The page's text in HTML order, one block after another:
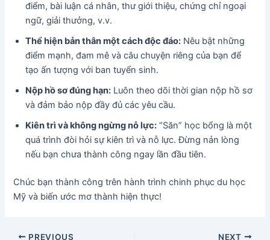
điểm, bài luận cá nhân, thư giới thiệu, chứng chỉ ngoại
ngữ, giải thưởng, v.v.
Thể hiện bản thân một cách độc đáo: Nêu bật những
điểm mạnh, đam mê và câu chuyện riêng của bạn để
tạo ấn tượng với ban tuyển sinh.
Nộp hồ sơ đúng hạn: Luôn theo dõi thời gian nộp hồ sơ
và đảm bảo nộp đầy đủ các yêu cầu.
Kiên trì và không ngừng nỗ lực: “Săn” học bổng là một
quá trình đòi hỏi sự kiên trì và nỗ lực. Đừng nản lòng
nếu bạn chưa thành công ngay lần đầu tiên.
Chúc bạn thành công trên hành trình chinh phục du học
Mỹ và biến ước mơ thành hiện thực!
Post
PREVIOUS NEXT